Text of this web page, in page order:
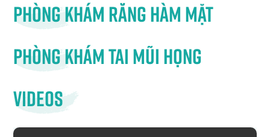
Phòng khám răng hàm mặt
Phòng khám tai mũi họng
Videos